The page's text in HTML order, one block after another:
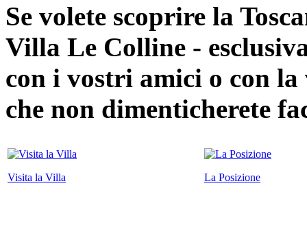
Se volete scoprire la
Villa Le Colline -
con i vostri amici o con la
che non dimenticherete
Visita la Villa La Posizione